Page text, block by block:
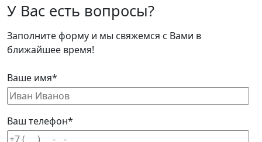
У Вас есть вопросы?
Заполните форму и мы свяжемся с Вами в
ближайшее время!
Ваше имя*
Ваш телефон*